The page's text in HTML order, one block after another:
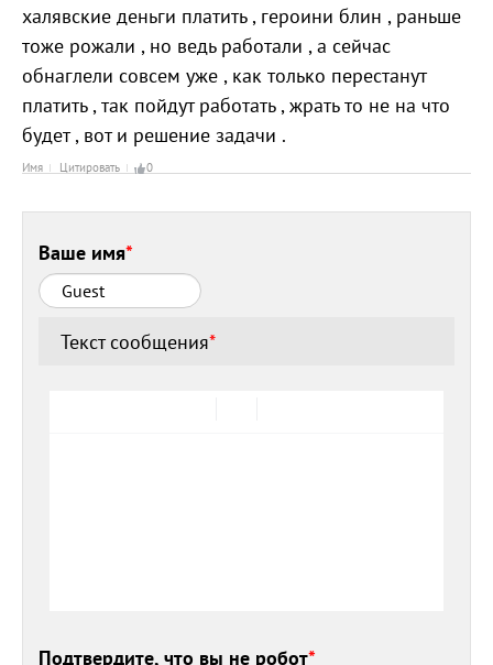
халявские деньги платить , героини блин , раньше
тоже рожали , но ведь работали , а сейчас
обнаглели совсем уже , как только перестанут
платить , так пойдут работать , жрать то не на что
будет , вот и решение задачи .
Имя Цитировать 0
Ваше имя*
Текст сообщения*
Подтвердите, что вы не робот*